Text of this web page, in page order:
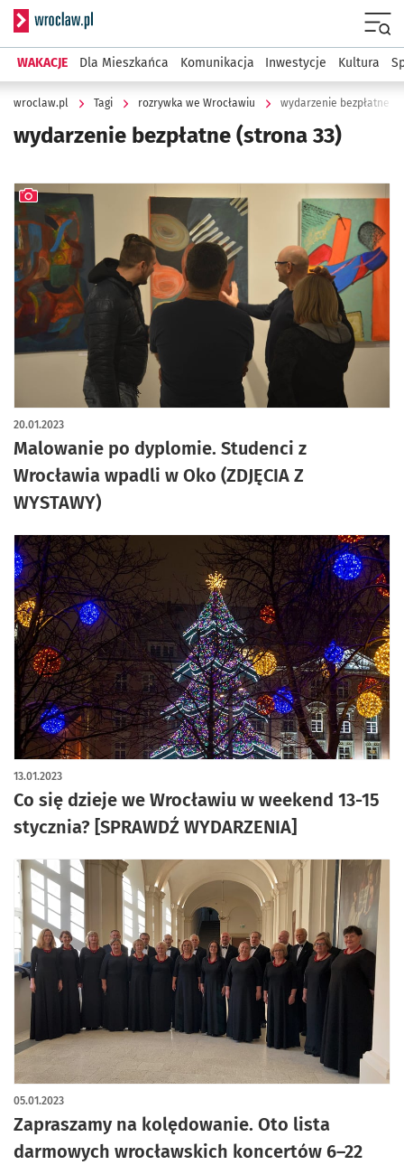
Serwis informacyjny wroclaw.pl
WAKACJE Dla Mieszkańca Komunikacja Inwestycje Kultura
wroclaw.pl Tagi rozrywka we Wrocławiu wydarzenie bezpłatne
wydarzenie bezpłatne (strona 33)
Malowanie po dyplomie. Studenci z
Wrocławia wpadli w Oko (ZDJĘCIA Z
WYSTAWY)
20.01.2023
artykuł z galerią zdjęć
Co się dzieje we Wrocławiu w weekend 13-15
stycznia? [SPRAWDŹ WYDARZENIA]
13.01.2023
Zapraszamy na kolędowanie. Oto lista
darmowych wrocławskich koncertów 6–22
05.01.2023